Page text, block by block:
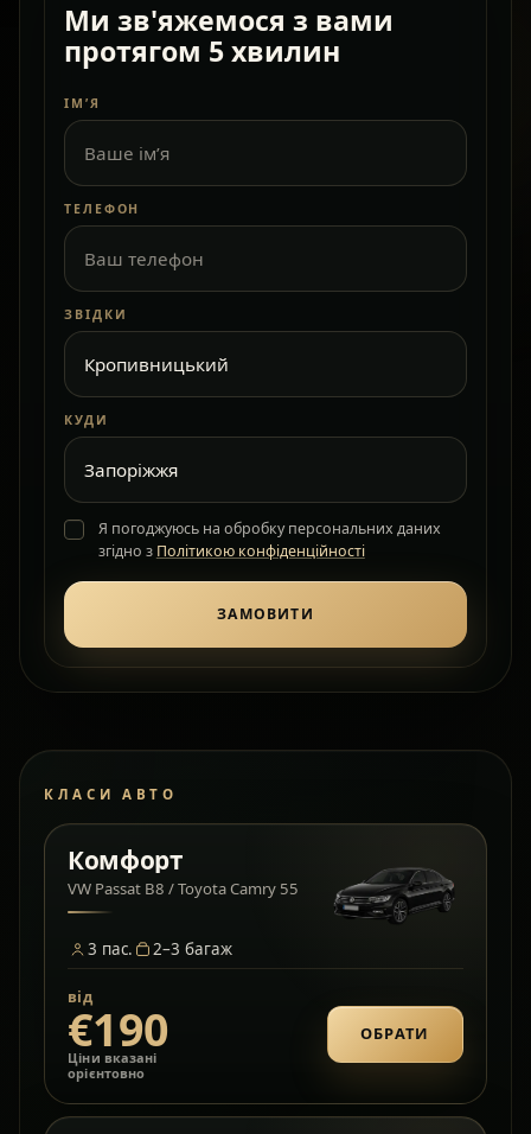
Ми зв'яжемося з вами
протягом 5 хвилин
ІМ’Я
ТЕЛЕФОН
ЗВІДКИ
КУДИ
Я погоджуюсь на обробку персональних даних
згідно з Політикою конфіденційності
ЗАМОВИТИ
КЛАСИ АВТО
Комфорт
VW Passat B8 / Toyota Camry 55
3 пас. 2–3 багаж
від
€190
Ціни вказані
орієнтовно
ОБРАТИ